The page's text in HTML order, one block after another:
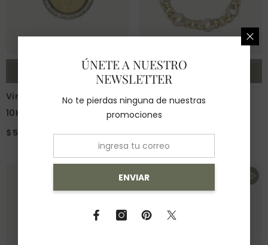
COMPRAR
Virgen De Guadalupe Oro
10K
$ 5,800.00 MXN
COMPRAR
Pulsera Irantzu Plata
$ 4,700.00 MXN
ÚNETE A NUESTRO
NEWSLETTER
No te pierdas ninguna de nuestras
promociones
ENVIAR